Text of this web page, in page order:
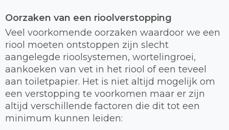
Oorzaken van een rioolverstopping
Veel voorkomende oorzaken waardoor we een
riool moeten ontstoppen zijn slecht
aangelegde rioolsystemen, wortelingroei,
aankoeken van vet in het riool of een teveel
aan toiletpapier. Het is niet altijd mogelijk om
een verstopping te voorkomen maar er zijn
altijd verschillende factoren die dit tot een
minimum kunnen leiden: